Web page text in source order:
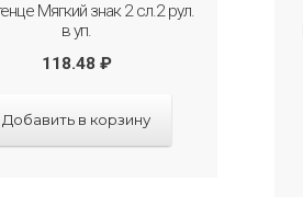
Мягкий знак 2 сл.2 рул.
в уп.
118.48 ₽
Добавить в корзину